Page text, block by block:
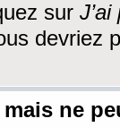
sur
devriez
ne